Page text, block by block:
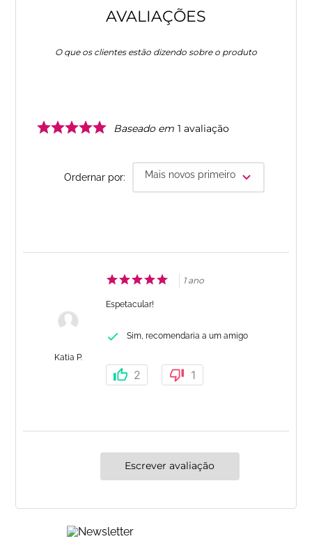
AVALIAÇÕES
O que os clientes estão dizendo sobre o produto
Baseado em 1 avaliação
Ordernar por: Mais novos primeiro
Katia P.
1 ano
Espetacular!
Sim, recomendaria a um amigo
2 1
Escrever avaliação